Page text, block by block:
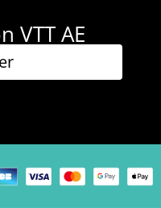
VTT AE